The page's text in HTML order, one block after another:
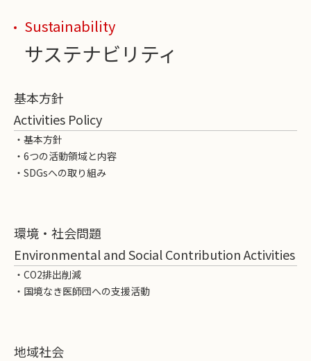
Sustainability
サステナビリティ
基本方針
Activities Policy
・基本方針
・6つの活動領域と内容
・SDGsへの取り組み
環境・社会問題
Environmental and Social Contribution Activities
・CO2排出削減
・国境なき医師団への支援活動
地域社会